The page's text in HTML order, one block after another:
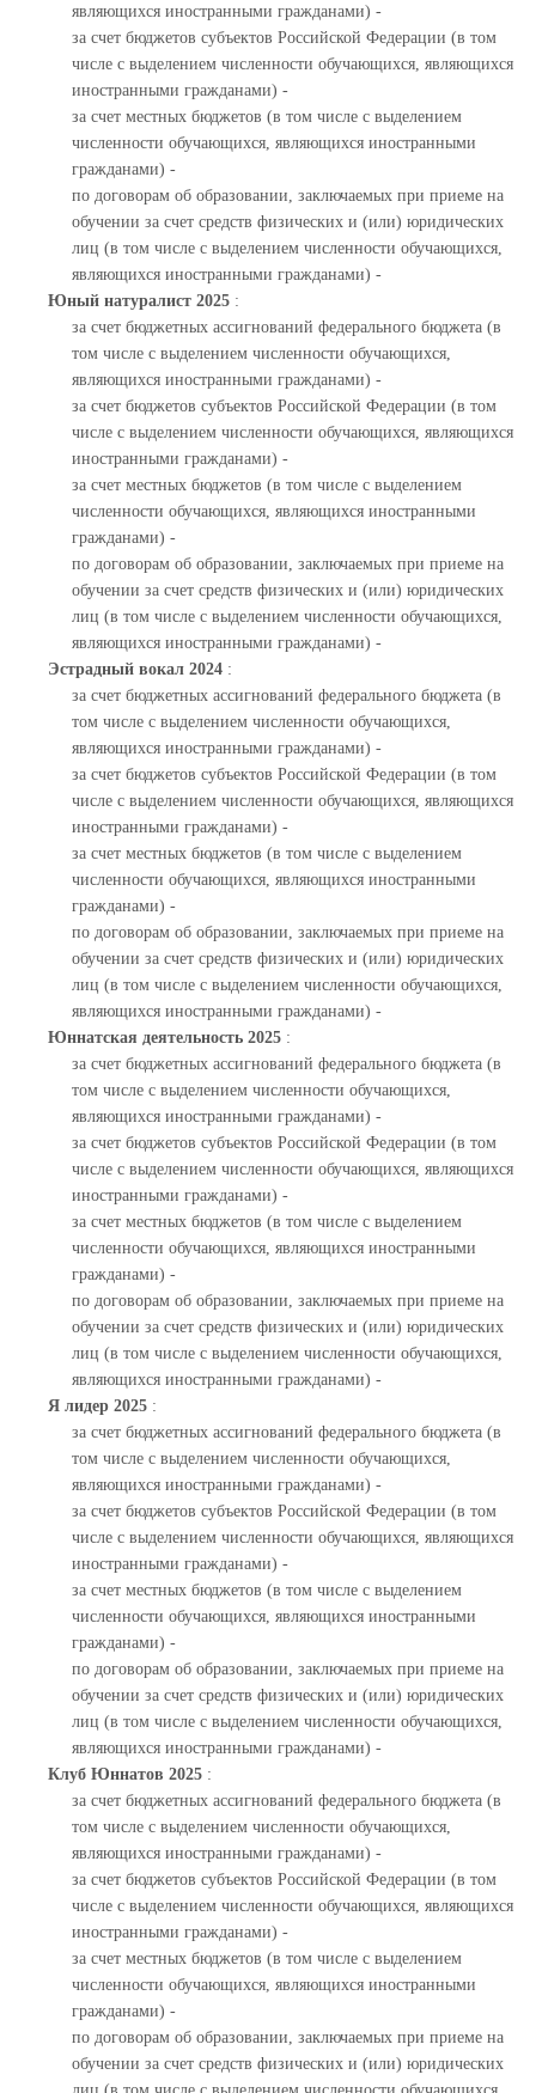
являющихся иностранными гражданами) -
за счет бюджетов субъектов Российской Федерации (в том
числе с выделением численности обучающихся, являющихся
иностранными гражданами) -
за счет местных бюджетов (в том числе с выделением
численности обучающихся, являющихся иностранными
гражданами) -
по договорам об образовании, заключаемых при приеме на
обучении за счет средств физических и (или) юридических
лиц (в том числе с выделением численности обучающихся,
являющихся иностранными гражданами) -
Юный натуралист 2025 :
за счет бюджетных ассигнований федерального бюджета (в
том числе с выделением численности обучающихся,
являющихся иностранными гражданами) -
за счет бюджетов субъектов Российской Федерации (в том
числе с выделением численности обучающихся, являющихся
иностранными гражданами) -
за счет местных бюджетов (в том числе с выделением
численности обучающихся, являющихся иностранными
гражданами) -
по договорам об образовании, заключаемых при приеме на
обучении за счет средств физических и (или) юридических
лиц (в том числе с выделением численности обучающихся,
являющихся иностранными гражданами) -
Эстрадный вокал 2024 :
за счет бюджетных ассигнований федерального бюджета (в
том числе с выделением численности обучающихся,
являющихся иностранными гражданами) -
за счет бюджетов субъектов Российской Федерации (в том
числе с выделением численности обучающихся, являющихся
иностранными гражданами) -
за счет местных бюджетов (в том числе с выделением
численности обучающихся, являющихся иностранными
гражданами) -
по договорам об образовании, заключаемых при приеме на
обучении за счет средств физических и (или) юридических
лиц (в том числе с выделением численности обучающихся,
являющихся иностранными гражданами) -
Юннатская деятельность 2025 :
за счет бюджетных ассигнований федерального бюджета (в
том числе с выделением численности обучающихся,
являющихся иностранными гражданами) -
за счет бюджетов субъектов Российской Федерации (в том
числе с выделением численности обучающихся, являющихся
иностранными гражданами) -
за счет местных бюджетов (в том числе с выделением
численности обучающихся, являющихся иностранными
гражданами) -
по договорам об образовании, заключаемых при приеме на
обучении за счет средств физических и (или) юридических
лиц (в том числе с выделением численности обучающихся,
являющихся иностранными гражданами) -
Я лидер 2025 :
за счет бюджетных ассигнований федерального бюджета (в
том числе с выделением численности обучающихся,
являющихся иностранными гражданами) -
за счет бюджетов субъектов Российской Федерации (в том
числе с выделением численности обучающихся, являющихся
иностранными гражданами) -
за счет местных бюджетов (в том числе с выделением
численности обучающихся, являющихся иностранными
гражданами) -
по договорам об образовании, заключаемых при приеме на
обучении за счет средств физических и (или) юридических
лиц (в том числе с выделением численности обучающихся,
являющихся иностранными гражданами) -
Клуб Юннатов 2025 :
за счет бюджетных ассигнований федерального бюджета (в
том числе с выделением численности обучающихся,
являющихся иностранными гражданами) -
за счет бюджетов субъектов Российской Федерации (в том
числе с выделением численности обучающихся, являющихся
иностранными гражданами) -
за счет местных бюджетов (в том числе с выделением
численности обучающихся, являющихся иностранными
гражданами) -
по договорам об образовании, заключаемых при приеме на
обучении за счет средств физических и (или) юридических